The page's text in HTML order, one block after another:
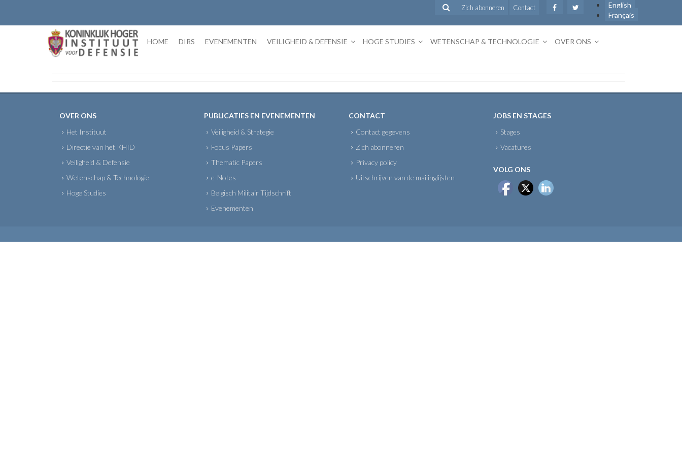
content
English
Français
Zich abonneren Contact
HOME DIRS EVENEMENTEN VEILIGHEID & DEFENSIE HOGE STUDIES WETENSCHAP & TECHNOLOGIE OVER ONS
OVER ONS
Het Instituut
Directie van het KHID
Veiligheid & Defensie
Wetenschap & Technologie
Hoge Studies
PUBLICATIES EN EVENEMENTEN
Veiligheid & Strategie
Focus Papers
Thematic Papers
e-Notes
Belgisch Militair Tijdschrift
Evenementen
CONTACT
Contact gegevens
Zich abonneren
Privacy policy
Uitschrijven van de mailinglijsten
JOBS EN STAGES
Stages
Vacatures
VOLG ONS